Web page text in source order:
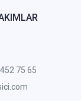
75 65